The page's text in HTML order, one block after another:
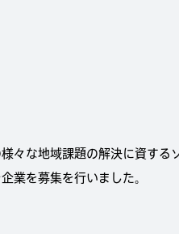
々な地域課題の解決に資する
業を募集を行いました。